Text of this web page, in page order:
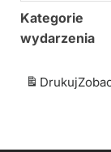
Kategorie
wydarzenia
Drukuj